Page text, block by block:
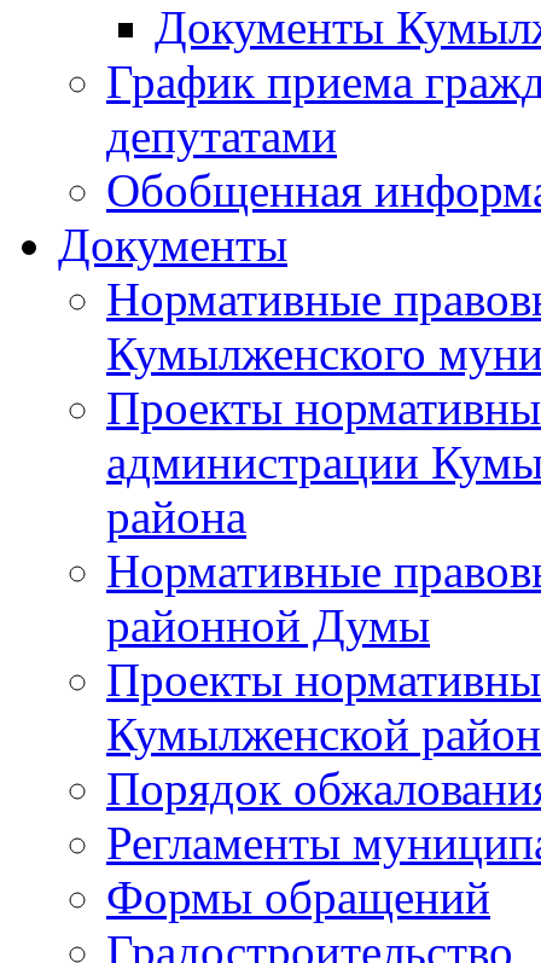
Документы
График приема
депутатами
Обобщенная
Документы
Нормативные
Кумылженского
Проекты
администрации
района
Нормативные
районной Думы
Проекты
Кумылженской
Порядок
Регламенты
Формы обращений
Градостроительство